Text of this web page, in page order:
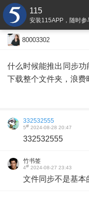
115
安装115APP，随时参
80003302
什么时候能推出同步
下载整个文件夹，浪费
332532555
5# 2024-08-28 20:47
332532555
竹书签
4# 2024-08-27 23:43
文件同步不是基本